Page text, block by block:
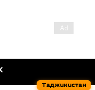
Таджикистан